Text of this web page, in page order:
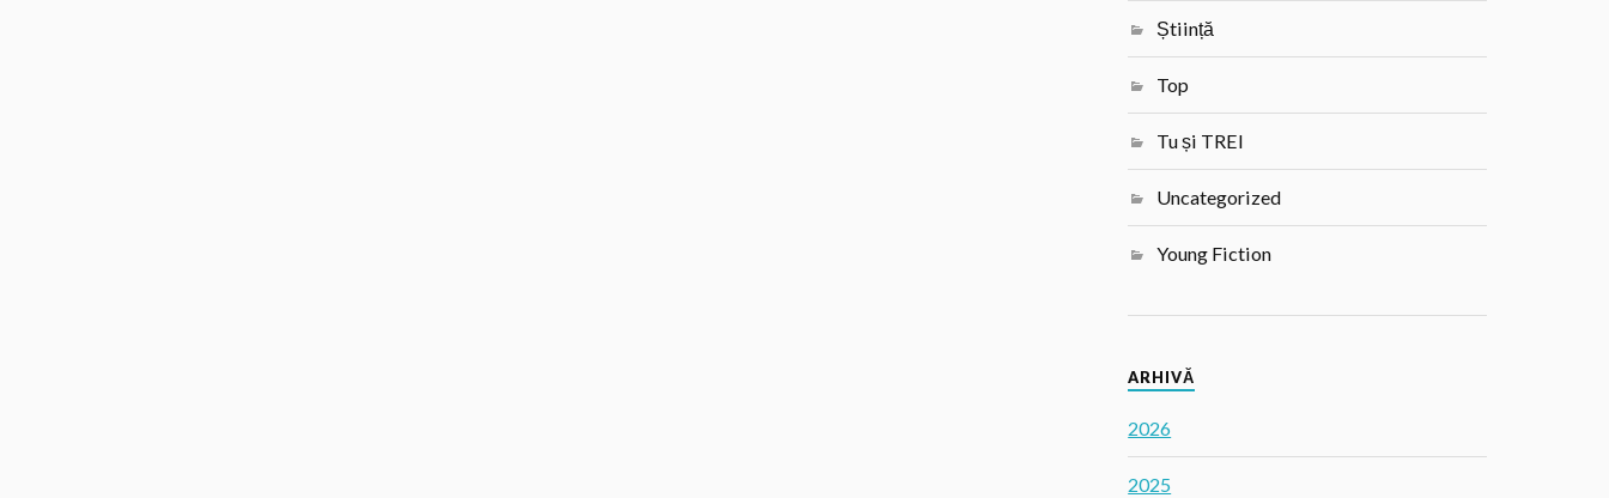
Știință
Top
Tu și TREI
Uncategorized
Young Fiction
ARHIVĂ
2026
2025